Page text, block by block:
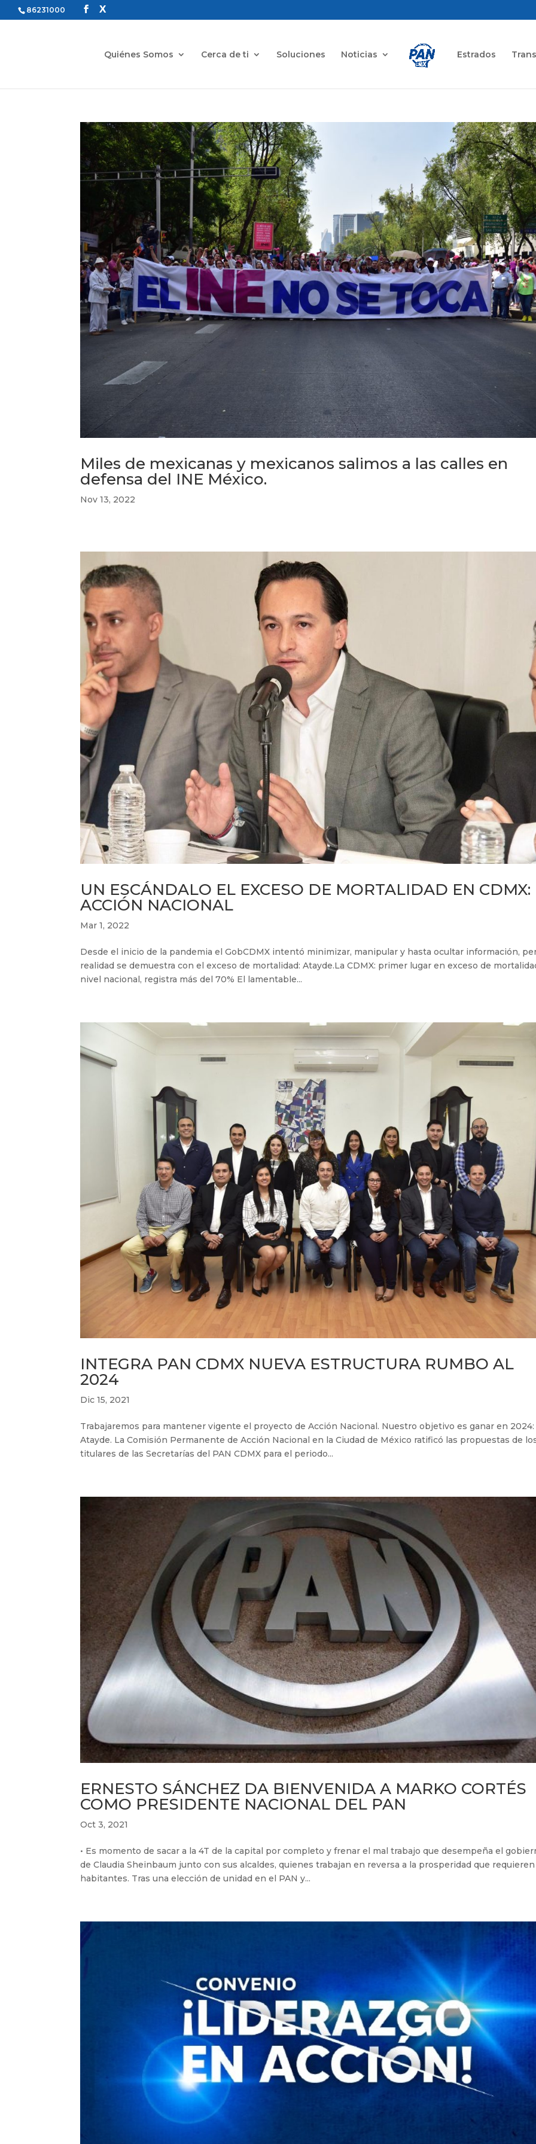
86231000
Quiénes Somos Cerca de ti Soluciones Noticias Estrados
Miles de mexicanas y mexicanos salimos a las calles en
defensa del INE México.
Nov 13, 2022
UN ESCÁNDALO EL EXCESO DE MORTALIDAD EN CDMX:
ACCIÓN NACIONAL
Mar 1, 2022
Desde el inicio de la pandemia el GobCDMX intentó minimizar, manipular y hasta ocultar información,
realidad se demuestra con el exceso de mortalidad: Atayde.La CDMX: primer lugar en exceso de
nivel nacional, registra más del 70% El lamentable...
INTEGRA PAN CDMX NUEVA ESTRUCTURA RUMBO AL
2024
Dic 15, 2021
Trabajaremos para mantener vigente el proyecto de Acción Nacional. Nuestro objetivo es ganar en 2024:
Atayde. La Comisión Permanente de Acción Nacional en la Ciudad de México ratificó las propuestas de
titulares de las Secretarías del PAN CDMX para el periodo...
ERNESTO SÁNCHEZ DA BIENVENIDA A MARKO CORTÉS
COMO PRESIDENTE NACIONAL DEL PAN
Oct 3, 2021
• Es momento de sacar a la 4T de la capital por completo y frenar el mal trabajo que desempeña el
de Claudia Sheinbaum junto con sus alcaldes, quienes trabajan en reversa a la prosperidad que
habitantes. Tras una elección de unidad en el PAN y...